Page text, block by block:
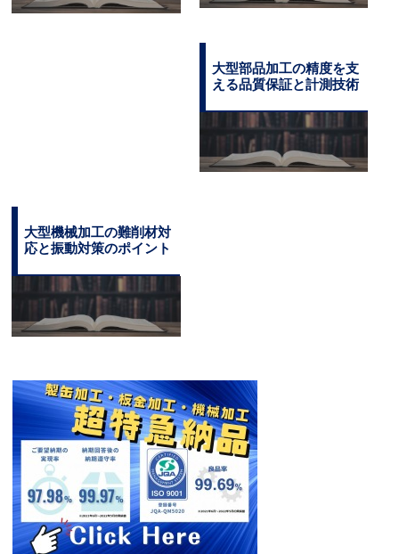
大型部品加工の精度を支
える品質保証と計測技術
大型機械加工の難削材対
応と振動対策のポイント